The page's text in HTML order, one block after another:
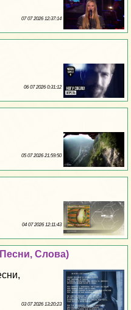
07 07 2026 12:37:14
06 07 2026 0:31:12
05 07 2026 21:59:50
04 07 2026 12:11:43
Слова)
03 07 2026 13:20:23